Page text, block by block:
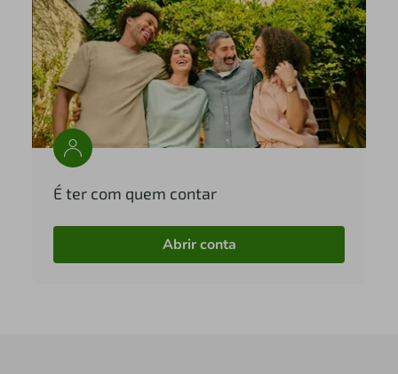
É ter com quem contar
Abrir conta